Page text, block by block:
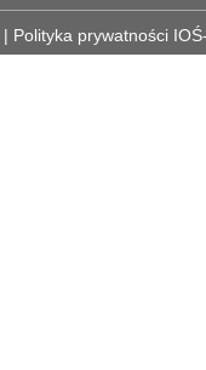
| Polityka prywatności